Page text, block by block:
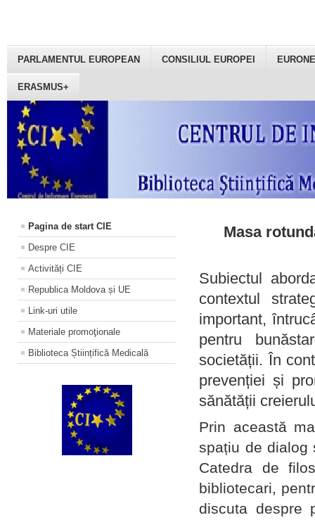
PARLAMENTUL EUROPEAN CONSILIUL EUROPEI
ERASMUS+
Pagina de start CIE
Despre CIE
Activități CIE
Republica Moldova și UE
Link-uri utile
Materiale promoţionale
Biblioteca Științifică Medicală
Masa
Subiectul
contextul
important,
pentru
societății. În
prevenției și
sănătății
Prin această
spațiu de dialog
Catedra de
bibliotecari,
discuta despre